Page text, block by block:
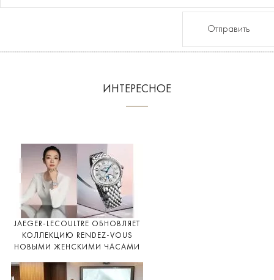
Отправить
ИНТЕРЕСНОЕ
JAEGER-LECOULTRE ОБНОВЛЯЕТ
КОЛЛЕКЦИЮ RENDEZ-VOUS
НОВЫМИ ЖЕНСКИМИ ЧАСАМИ